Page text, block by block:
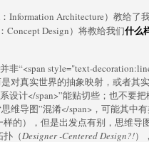
：Information Architecture）教给了
Concept Design）将教给我们什么
并非“<span style="text-
对真实世界的抽象映射，或者其
设计</span>”能贴切些；也不要
思维导图”混淆</span>，可能其中
样的），但是出发点有别，思维导
扑（Designer -Centered Design?!）